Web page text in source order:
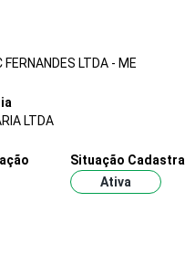
FERNANDES LTDA - ME
LTDA
Situação Cadastral
Ativa